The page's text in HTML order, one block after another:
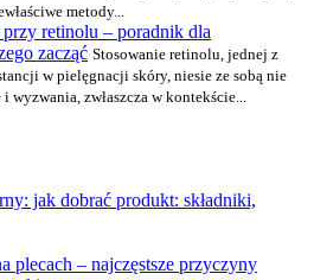
metody...
retinolu – poradnik dla
zacząć Stosowanie retinolu, jednej z
w pielęgnacji skóry, niesie ze sobą nie
zwłaszcza w kontekście...
jak dobrać produkt: składniki,
plecach – najczęstsze przyczyny